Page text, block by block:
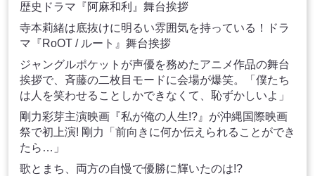
歴史ドラマ『阿麻和利』舞台挨拶
寺本莉緒は底抜けに明るい雰囲気を持っている！ドラ
マ『RoOT / ルート』舞台挨拶
ジャングルポケットが声優を務めたアニメ作品の舞台
挨拶で、斉藤の二枚目モードに会場が爆笑。「僕たち
は人を笑わせることしかできなくて、恥ずかしいよ」
剛力彩芽主演映画『私が俺の人生!?』が沖縄国際映画
祭で初上演! 剛力「前向きに何か伝えられることができ
たら…」
歌とまち、両方の自慢で優勝に輝いたのは!?